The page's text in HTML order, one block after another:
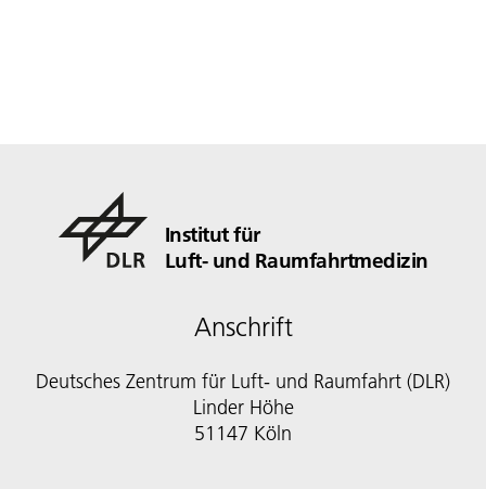
Institut für
Luft- und Raumfahrtmedizin
Anschrift
Deutsches Zentrum für Luft- und Raumfahrt (DLR)
Linder Höhe
51147 Köln